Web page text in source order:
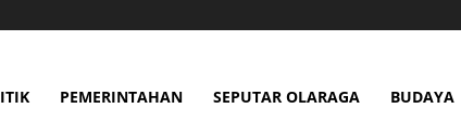
PEMERINTAHAN SEPUTAR OLARAGA BUDAYA